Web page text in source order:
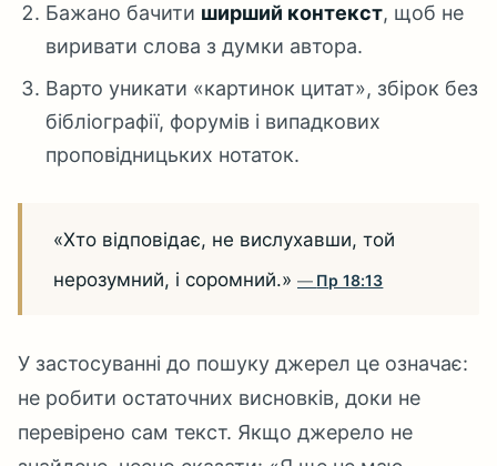
Бажано бачити ширший контекст, щоб не
виривати слова з думки автора.
Варто уникати «картинок цитат», збірок без
бібліографії, форумів і випадкових
проповідницьких нотаток.
«Хто відповідає, не вислухавши, той
нерозумний, і соромний.»
Пр 18:13
У застосуванні до пошуку джерел це означає:
не робити остаточних висновків, доки не
перевірено сам текст. Якщо джерело не